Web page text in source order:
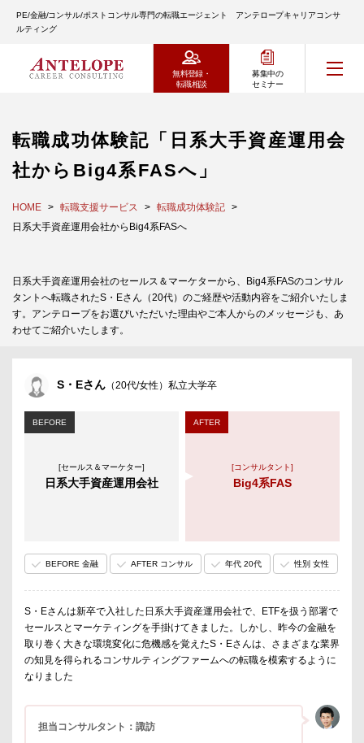
PE/金融/コンサル/ポストコンサル専門の転職エージェント アンテロープキャリアコンサ
ルティング
無料登録・
転職相談
募集中の
セミナー
転職成功体験記「日系大手資産運用会
社からBig4系FASへ」
HOME 転職支援サービス
転職成功体験記
日系大手資産運用会社からBig4系FASへ
日系大手資産運用会社のセールス＆マーケターから、Big4系FASのコンサル
タントへ転職されたS・Eさん（20代）のご経歴や活動内容をご紹介いたしま
す。アンテロープをお選びいただいた理由やご本人からのメッセージも、あ
わせてご紹介いたします。
S・Eさん （20代/女性）私立大学卒
BEFORE
[セールス＆マーケター]
日系大手資産運用会社
AFTER
[コンサルタント]
Big4系FAS
BEFORE 金融 AFTER コンサル 年代 20代 性別 女性
S・Eさんは新卒で入社した日系大手資産運用会社で、ETFを扱う部署で
セールスとマーケティングを手掛けてきました。しかし、昨今の金融を
取り巻く大きな環境変化に危機感を覚えたS・Eさんは、さまざまな業界
の知見を得られるコンサルティングファームへの転職を模索するように
なりました
担当コンサルタント：諏訪